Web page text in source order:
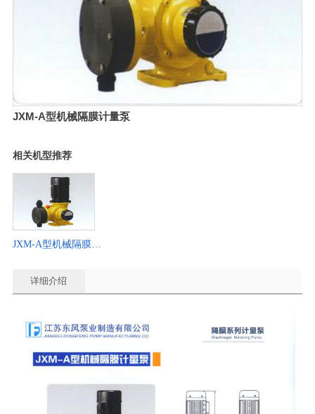
JXM-A型机械隔膜计量泵
相关机型推荐
JXM-A型机械隔膜计量泵
详细介绍